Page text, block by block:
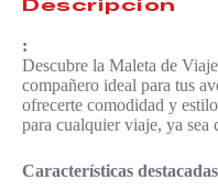
Descripción
:
Descubre la Maleta de
compañero ideal para tus
ofrecerte comodidad y
para cualquier viaje, ya sea
Características